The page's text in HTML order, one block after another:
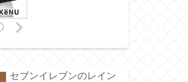
セブンイレブンのレイン